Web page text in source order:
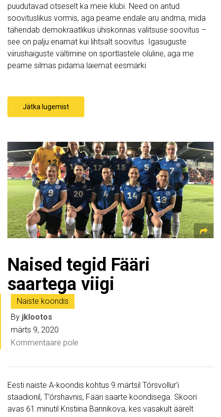
puudutavad otseselt ka meie klubi. Need on antud
soovituslikus vormis, aga peame endale aru andma, mida
tähendab demokraatlikus ühiskonnas valitsuse soovitus –
see on palju enamat kui lihtsalt soovitus. Igasuguste
viirushaiguste vältimine on sportlastele oluline, aga me
peame silmas pidama laiemat eesmärki
Jätka lugemist
Naised tegid Fääri
saartega viigi
Naiste koondis
By jklootos
märts 9, 2020
Kommentaare pole
Eesti naiste A-koondis kohtus 9.märtsil Tórsvollur’i
staadionil, T’órshavnis, Fääri saarte koondisega. Skoori
avas 61.minutil Kristiina Bannikova, kes vasakult äärelt